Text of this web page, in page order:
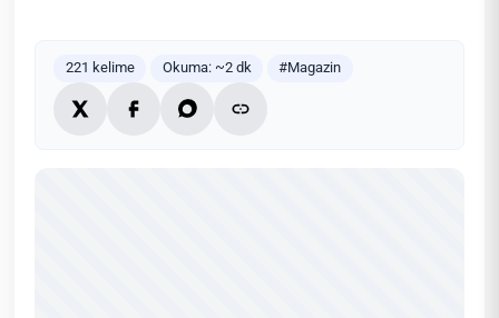
221 kelime Okuma: ~2 dk #Magazin